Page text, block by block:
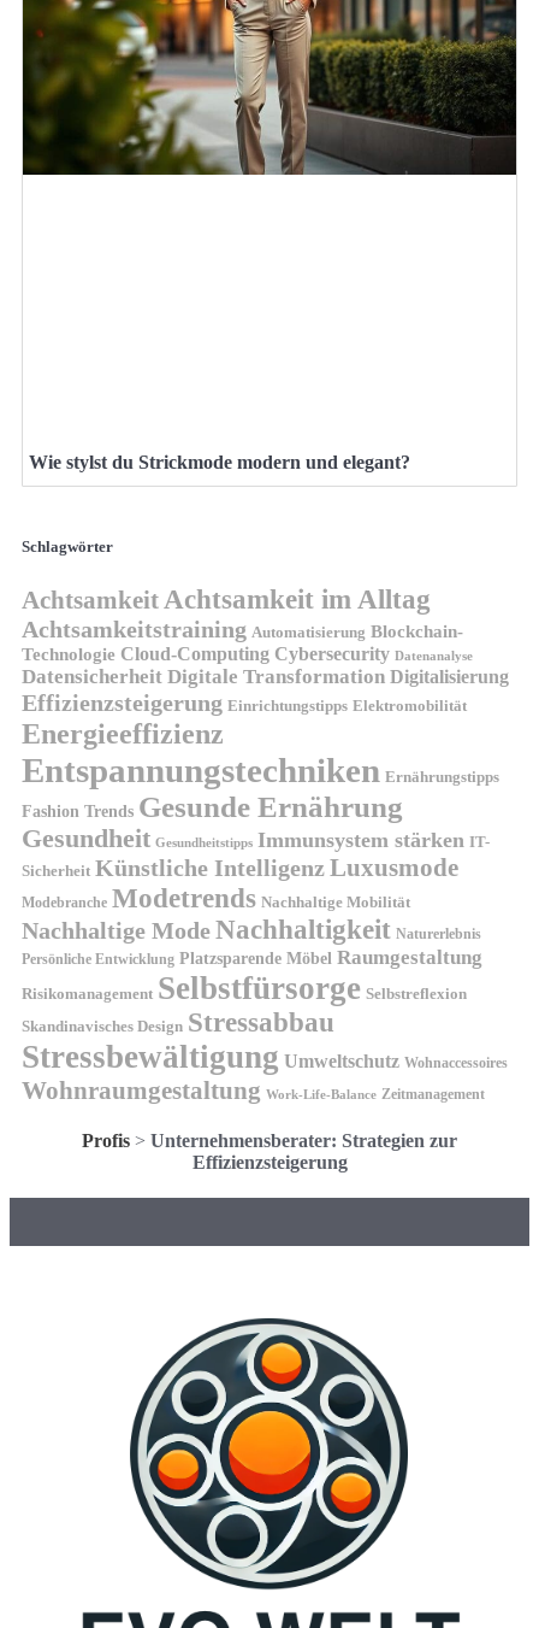
Wie stylst du Strickmode modern und elegant?
Schlagwörter
AchtsamkeitAchtsamkeit im Alltag
Achtsamkeitstraining Automatisierung Blockchain-
Technologie Cloud-Computing Cybersecurity Datenanalyse
Datensicherheit Digitale Transformation Digitalisierung
Effizienzsteigerung Einrichtungstipps Elektromobilität
Energieeffizienz
Entspannungstechniken Ernährungstipps
Fashion Trends Gesunde Ernährung
Gesundheit Gesundheitstipps Immunsystem stärken IT-
Sicherheit Künstliche IntelligenzLuxusmode
Modebranche Modetrends Nachhaltige Mobilität
Nachhaltige ModeNachhaltigkeit Naturerlebnis
Persönliche Entwicklung Platzsparende Möbel Raumgestaltung
Risikomanagement Selbstfürsorge Selbstreflexion
Skandinavisches Design Stressabbau
Stressbewältigung Umweltschutz Wohnaccessoires
Wohnraumgestaltung Work-Life-Balance Zeitmanagement
Profis > Unternehmensberater: Strategien zur
Effizienzsteigerung